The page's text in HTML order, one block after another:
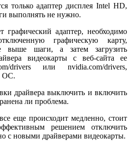
только адаптер дисплея Intel HD,
выполнять не нужно.
графический адаптер, необходимо
графическую карту,
выше шаги, а затем загрузить
видеокарты с веб-сайта ее
drivers или nvidia.com/drivers,
ОС.
драйвера выключить и включить
ли проблема.
еще происходит медленно, стоит
решением отключить
с новыми драйверами видеокарты.